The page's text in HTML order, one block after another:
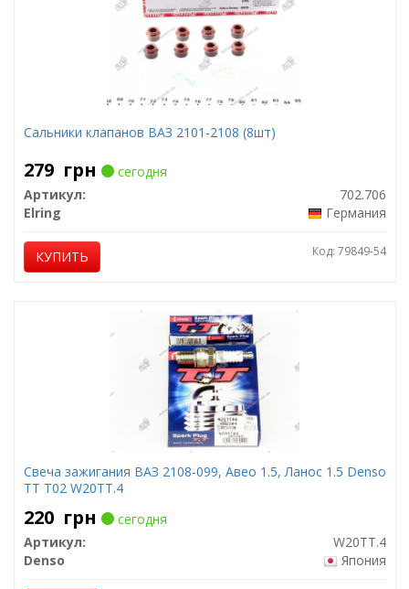
Сальники клапанов ВАЗ 2101-2108 (8шт)
279 грн
сегодня
Артикул:
702.706
Elring
Германия
КУПИТЬ Код: 79849-54
Свеча зажигания ВАЗ 2108-099, Авео 1.5, Ланос 1.5 Denso
TT T02 W20TT.4
220 грн
сегодня
Артикул:
W20TT.4
Denso
Япония